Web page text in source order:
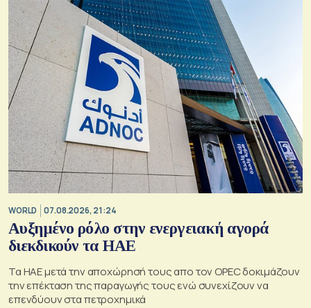
WORLD 07.08.2026, 21:24
Αυξημένο ρόλο στην ενεργειακή αγορά
διεκδικούν τα ΗΑΕ
Τα ΗΑΕ μετά την αποχώρησή τους απο τον OPEC δοκιμάζουν
την επέκταση της παραγωγής τους ενώ συνεχίζουν να
επενδύουν στα πετροχημικά